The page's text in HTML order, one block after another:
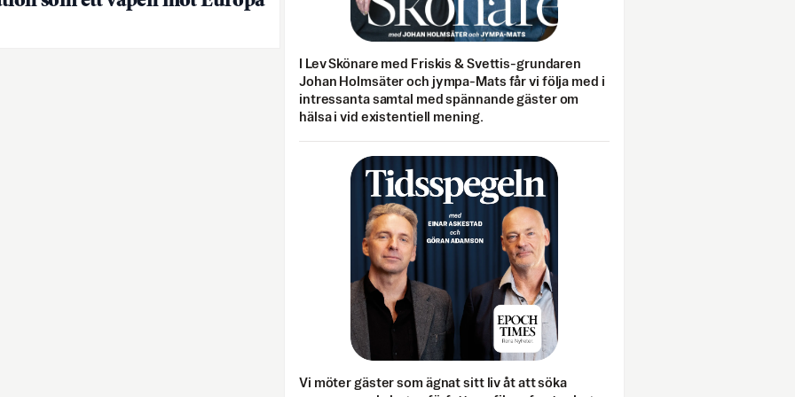
I Lev Skönare med Friskis & Svettis-grundaren
Johan Holmsäter och jympa-Mats får vi följa med i
intressanta samtal med spännande gäster om
hälsa i vid existentiell mening.
Vi möter gäster som ägnat sitt liv åt att söka